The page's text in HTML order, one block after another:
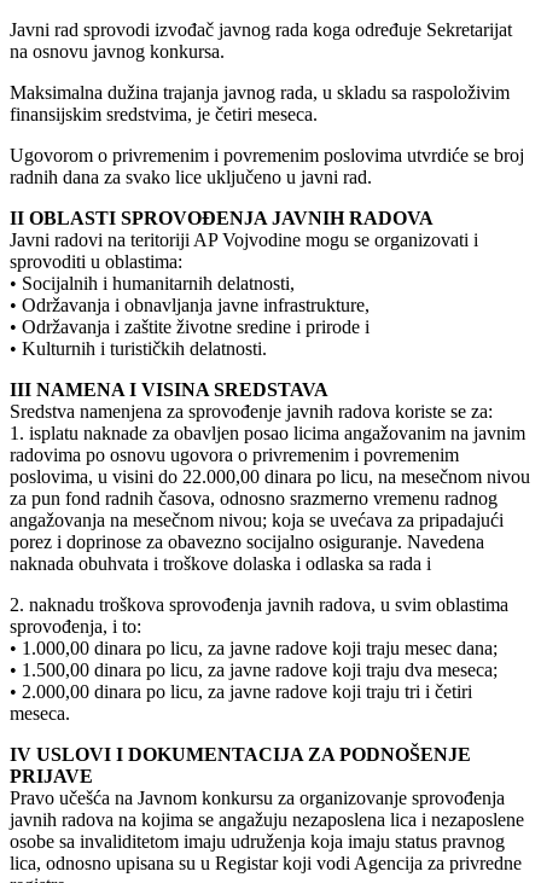
Javni rad sprovodi izvođač javnog rada koga određuje Sekretarijat
na osnovu javnog konkursa.
Maksimalna dužina trajanja javnog rada, u skladu sa raspoloživim
finansijskim sredstvima, je četiri meseca.
Ugovorom o privremenim i povremenim poslovima utvrdiće se broj
radnih dana za svako lice uključeno u javni rad.
II OBLASTI SPROVOĐENJA JAVNIH RADOVA
Javni radovi na teritoriji AP Vojvodine mogu se organizovati i
sprovoditi u oblastima:
• Socijalnih i humanitarnih delatnosti,
• Održavanja i obnavljanja javne infrastrukture,
• Održavanja i zaštite životne sredine i prirode i
• Kulturnih i turističkih delatnosti.
III NAMENA I VISINA SREDSTAVA
Sredstva namenjena za sprovođenje javnih radova koriste se za:
1. isplatu naknade za obavljen posao licima angažovanim na javnim
radovima po osnovu ugovora o privremenim i povremenim
poslovima, u visini do 22.000,00 dinara po licu, na mesečnom nivou
za pun fond radnih časova, odnosno srazmerno vremenu radnog
angažovanja na mesečnom nivou; koja se uvećava za pripadajući
porez i doprinose za obavezno socijalno osiguranje. Navedena
naknada obuhvata i troškove dolaska i odlaska sa rada i
2. naknadu troškova sprovođenja javnih radova, u svim oblastima
sprovođenja, i to:
• 1.000,00 dinara po licu, za javne radove koji traju mesec dana;
• 1.500,00 dinara po licu, za javne radove koji traju dva meseca;
• 2.000,00 dinara po licu, za javne radove koji traju tri i četiri
meseca.
IV USLOVI I DOKUMENTACIJA ZA PODNOŠENJE
PRIJAVE
Pravo učešća na Javnom konkursu za organizovanje sprovođenja
javnih radova na kojima se angažuju nezaposlena lica i nezaposlene
osobe sa invaliditetom imaju udruženja koja imaju status pravnog
lica, odnosno upisana su u Registar koji vodi Agencija za privredne